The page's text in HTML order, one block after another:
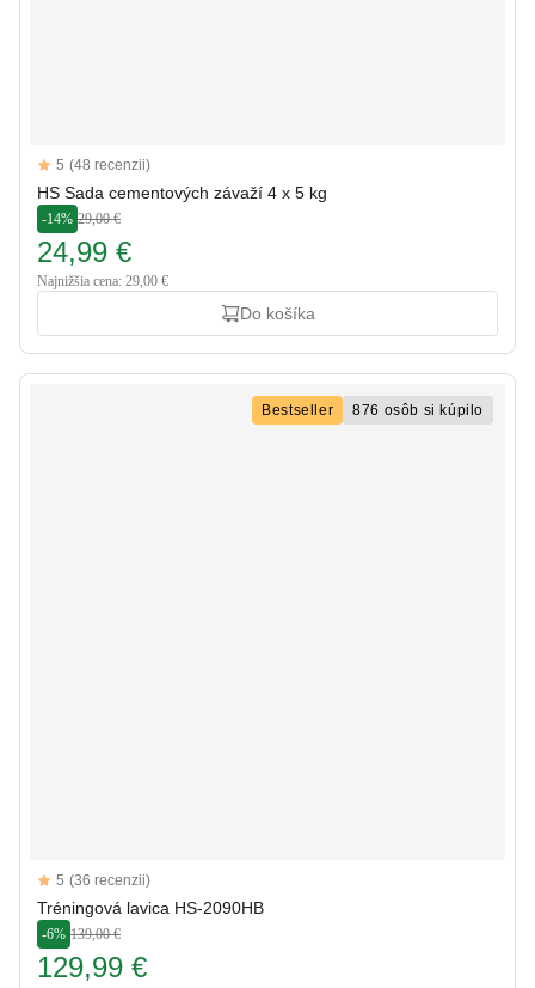
Reviews
5 out of 5 stars
5 (48 recenzii)
HS Sada cementových závaží 4 x 5 kg
-14% 29,00 €
24,99 €
Najnižšia cena: 29,00 €
Do košíka
Bestseller 876 osôb si kúpilo
Reviews
5 out of 5 stars
5 (36 recenzii)
Tréningová lavica HS-2090HB
-6% 139,00 €
129,99 €